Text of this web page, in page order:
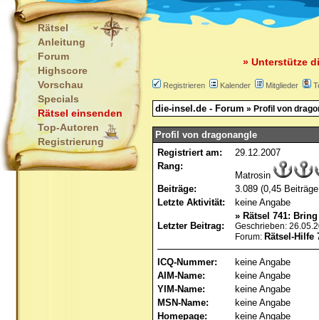
Rätsel
Anleitung
Forum
Highscore
Vorschau
Specials
Rätsel einsenden
Top-Autoren
Registrierung
» Unterstütze
Registrieren Kalender Mitglieder
die-insel.de - Forum » Profil von
Profil von dragonangle
Registriert am:
29.12.2007
Rang:
Matrosin
Beiträge:
3.089 (0,45
Letzte Aktivität:
keine Angabe
Letzter Beitrag:
» Rätsel 741:
Geschrieben:
Forum: Rätsel-Hilfe
ICQ-Nummer:
keine Angabe
AIM-Name:
keine Angabe
YIM-Name:
keine Angabe
MSN-Name:
keine Angabe
Homepage:
keine Angabe